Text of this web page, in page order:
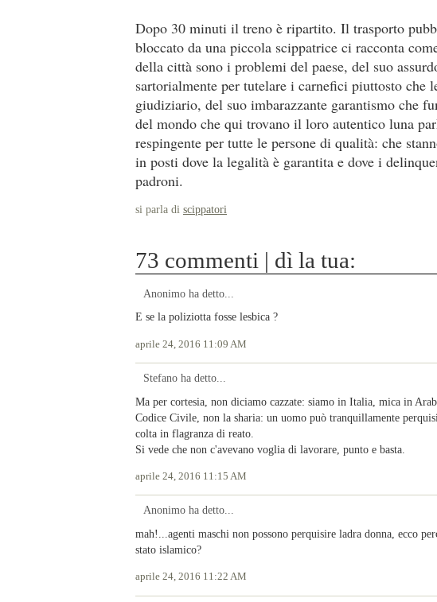
Dopo 30 minuti il treno è ripartito. Il trasporto
bloccato da una piccola scippatrice ci racconta
della città sono i problemi del paese, del suo
sartorialmente per tutelare i carnefici piuttosto che
giudiziario, del suo imbarazzante garantismo che
del mondo che qui trovano il loro autentico luna
respingente per tutte le persone di qualità: che
in posti dove la legalità è garantita e dove i
padroni.
si parla di scippatori
73 commenti | dì la tua:
Anonimo ha detto...
E se la poliziotta fosse lesbica ?
aprile 24, 2016 11:09 AM
Stefano ha detto...
Ma per cortesia, non diciamo cazzate: siamo in Italia, mica in
Codice Civile, non la sharia: un uomo può tranquillamente
colta in flagranza di reato.
Si vede che non c'avevano voglia di lavorare, punto e basta.
aprile 24, 2016 11:15 AM
Anonimo ha detto...
mah!...agenti maschi non possono perquisire ladra donna, ecco
stato islamico?
aprile 24, 2016 11:22 AM